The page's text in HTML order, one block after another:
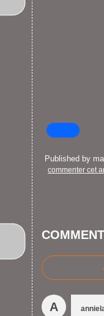
Published by
commenter cet
A